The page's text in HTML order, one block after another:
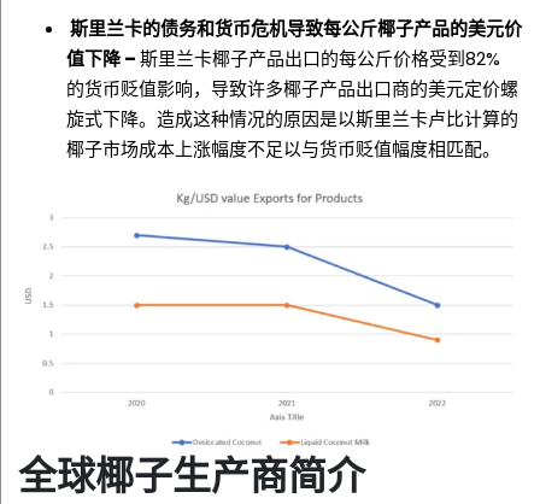
斯里兰卡的债务和货币危机导致每公斤椰子产品的美元价
值下降 –斯里兰卡椰子产品出口的每公斤价格受到82%
的货币贬值影响，导致许多椰子产品出口商的美元定价螺
旋式下降。造成这种情况的原因是以斯里兰卡卢比计算的
椰子市场成本上涨幅度不足以与货币贬值幅度相匹配。
全球椰子生产商简介